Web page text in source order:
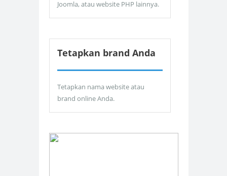
Joomla, atau website PHP lainnya.
Tetapkan brand Anda
Tetapkan nama website atau
brand online Anda.